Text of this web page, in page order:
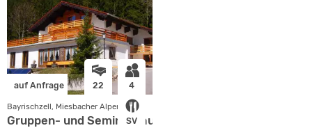
auf Anfrage 22 4
SV
Bayrischzell, Miesbacher Alpenland
Gruppen- und Seminarhaus Bayrischzell in